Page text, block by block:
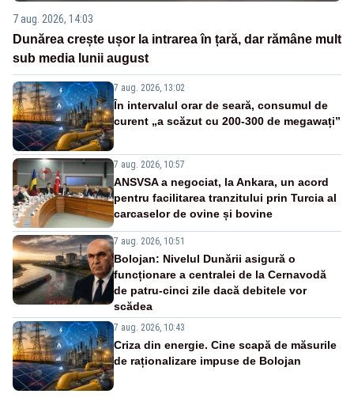
7 aug. 2026, 14:03
Dunărea crește ușor la intrarea în țară, dar rămâne mult
sub media lunii august
7 aug. 2026, 13:02
În intervalul orar de seară, consumul de
curent „a scăzut cu 200-300 de megawați”
7 aug. 2026, 10:57
ANSVSA a negociat, la Ankara, un acord
pentru facilitarea tranzitului prin Turcia al
carcaselor de ovine și bovine
7 aug. 2026, 10:51
Bolojan: Nivelul Dunării asigură o
funcționare a centralei de la Cernavodă
de patru-cinci zile dacă debitele vor
scădea
7 aug. 2026, 10:43
Criza din energie. Cine scapă de măsurile
de raționalizare impuse de Bolojan